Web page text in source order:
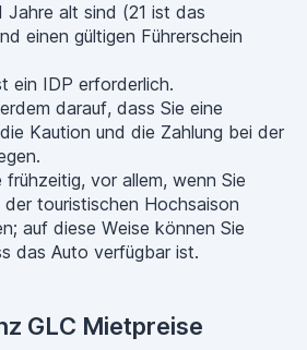
Jahre alt sind (21 ist das
einen gültigen Führerschein
ein IDP erforderlich.
darauf, dass Sie eine
Kaution und die Zahlung bei der
frühzeitig, vor allem, wenn Sie
touristischen Hochsaison
auf diese Weise können Sie
das Auto verfügbar ist.
GLC Mietpreise